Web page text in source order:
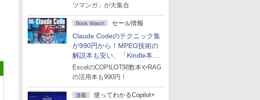
ツマンガ」が大集合
Book Watch セール情報
Claude Codeのテクニック集
が990円から！MPEG技術の
解説本も安い、「Kindle本サ
マーセール」第2弾開始！
ExcelのCOPILOT関数本やRAG
の活用本も990円！
連載
使ってわかるCopilot+